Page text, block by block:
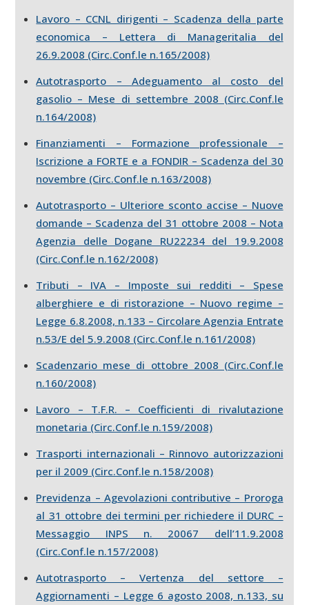
Lavoro – CCNL dirigenti – Scadenza della parte
economica – Lettera di Manageritalia del
26.9.2008 (Circ.Conf.le n.165/2008)
Autotrasporto – Adeguamento al costo del
gasolio – Mese di settembre 2008 (Circ.Conf.le
n.164/2008)
Finanziamenti – Formazione professionale –
Iscrizione a FORTE e a FONDIR – Scadenza del 30
novembre (Circ.Conf.le n.163/2008)
Autotrasporto – Ulteriore sconto accise – Nuove
domande – Scadenza del 31 ottobre 2008 – Nota
Agenzia delle Dogane RU22234 del 19.9.2008
(Circ.Conf.le n.162/2008)
Tributi – IVA – Imposte sui redditi – Spese
alberghiere e di ristorazione – Nuovo regime –
Legge 6.8.2008, n.133 – Circolare Agenzia Entrate
n.53/E del 5.9.2008 (Circ.Conf.le n.161/2008)
Scadenzario mese di ottobre 2008 (Circ.Conf.le
n.160/2008)
Lavoro – T.F.R. – Coefficienti di rivalutazione
monetaria (Circ.Conf.le n.159/2008)
Trasporti internazionali – Rinnovo autorizzazioni
per il 2009 (Circ.Conf.le n.158/2008)
Previdenza – Agevolazioni contributive – Proroga
al 31 ottobre dei termini per richiedere il DURC –
Messaggio INPS n. 20067 dell’11.9.2008
(Circ.Conf.le n.157/2008)
Autotrasporto – Vertenza del settore –
Aggiornamenti – Legge 6 agosto 2008, n.133, su